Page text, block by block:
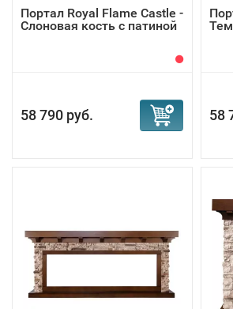
Портал Royal Flame Castle -
Слоновая кость с патиной
58 790 руб. 58